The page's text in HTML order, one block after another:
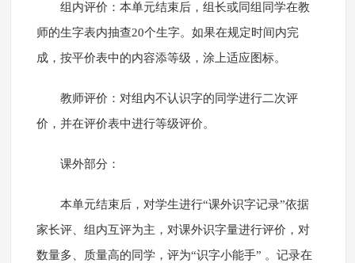
组内评价：本单元结束后，组长或同组同学在教
师的生字表内抽查20个生字。如果在规定时间内完
成，按平价表中的内容添等级，涂上适应图标。
教师评价：对组内不认识字的同学进行二次评
价，并在评价表中进行等级评价。
课外部分：
本单元结束后，对学生进行“课外识字记录”依据
家长评、组内互评为主，对课外识字量进行评价，对
数量多、质量高的同学，评为“识字小能手” 。记录在